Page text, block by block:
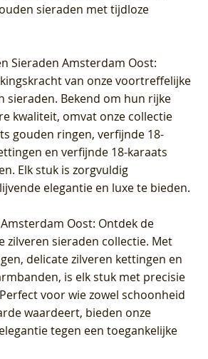
sieraden met tijdloze
Sieraden Amsterdam Oost:
van onze voortreffelijke
sieraden. Bekend om hun rijke
kwaliteit, omvat onze collectie
gouden ringen, verfijnde 18-
en verfijnde 18-karaats
Elk stuk is zorgvuldig
elegantie en luxe te bieden.
Oost: Ontdek de
zilveren sieraden collectie. Met
delicate zilveren kettingen en
is elk stuk met precisie
voor wie zowel schoonheid
waardeert, bieden onze
tegen een toegankelijke